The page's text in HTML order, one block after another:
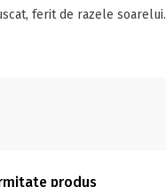
ferit de razele soarelui.
produs